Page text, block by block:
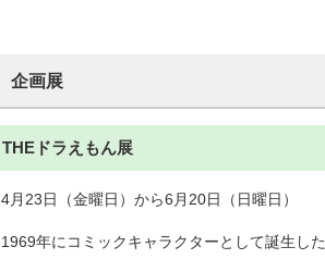
企画展
THEドラえもん展
4月23日（金曜日）から6月20日（日曜日）
1969年にコミックキャラクターとして誕生し